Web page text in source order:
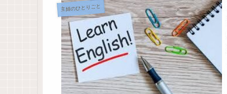
主婦のひとりごと